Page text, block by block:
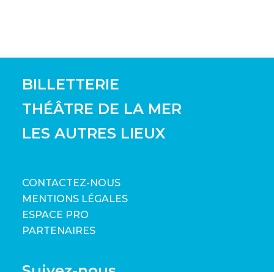
BILLETTERIE
THÉÂTRE DE LA MER
LES AUTRES LIEUX
CONTACTEZ-NOUS
MENTIONS LÉGALES
ESPACE PRO
PARTENAIRES